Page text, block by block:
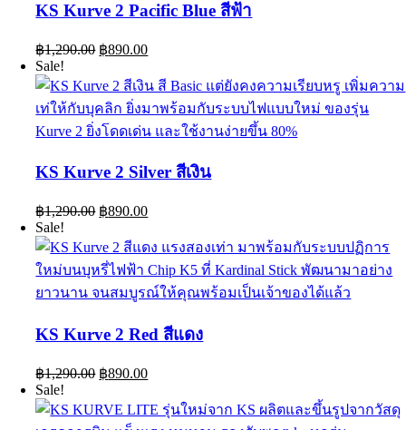
KS Kurve 2 Pacific Blue สีฟ้า
฿1,290.00 Original
was:
฿1,290.00.
฿890.00Current
is:
฿890.00.
Sale!
KS Kurve 2 Silver สีเงิน
฿1,290.00 Original
was:
฿1,290.00.
฿890.00Current
is:
฿890.00.
Sale!
KS Kurve 2 Red สีแดง
฿1,290.00 Original
was:
฿1,290.00.
฿890.00Current
is:
฿890.00.
Sale!